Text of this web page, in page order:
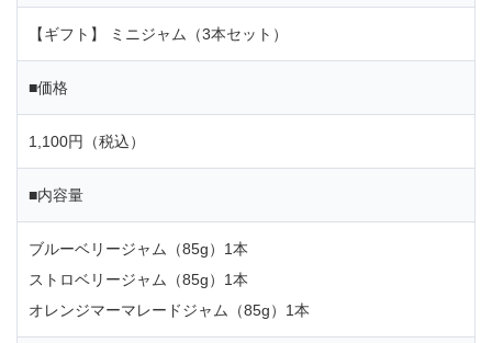
【ギフト】 ミニジャム（3本セット）
■価格
1,100円（税込）
■内容量
ブルーベリージャム（85g）1本
ストロベリージャム（85g）1本
オレンジマーマレードジャム（85g）1本